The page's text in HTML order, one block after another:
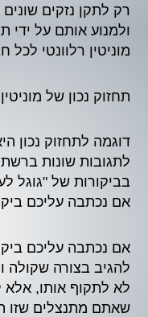
רק לתקן נזקים
ולמנוע אותם על ידי
מוניטין רלוונטי לכל
תחזוק נכון של מוניטין
דוגמה לתחזוק נכון
לתגובות שונות
בביקורות של "גוגל
אם נכתבה עליכם
אם נכתבה עליכם
להגיב בצורה שקולה
לא לתקוף אותו,
שאתם מתנצלים שזו